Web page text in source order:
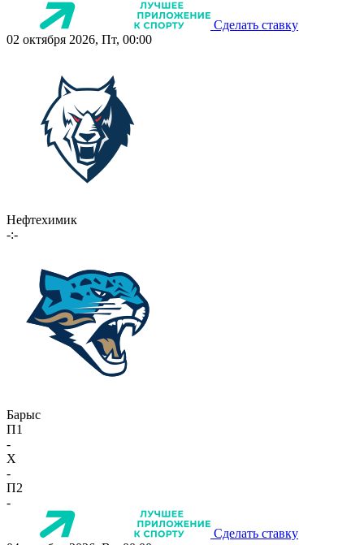
Сделать ставку
02 октября 2026, Пт, 00:00
Нефтехимик
-:-
Барыс
П1
-
X
-
П2
-
Сделать ставку